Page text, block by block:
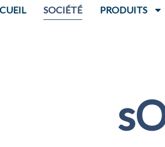
SOCIÉTÉ PRODUITS